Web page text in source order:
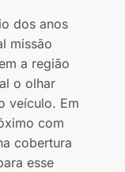
dos anos
missão
a região
o olhar
veículo. Em
com
cobertura
esse